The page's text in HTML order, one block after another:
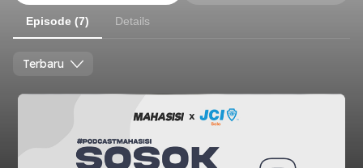
Episode (7) Details
Terbaru